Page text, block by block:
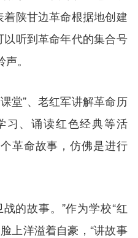
着陕甘边革命根据地创建
以听到革命年代的集合号
。
堂”、老红军讲解革命历
习、诵读红色经典等活
革命故事，仿佛是进行
的故事。”作为学校“红
上洋溢着自豪，“讲故事